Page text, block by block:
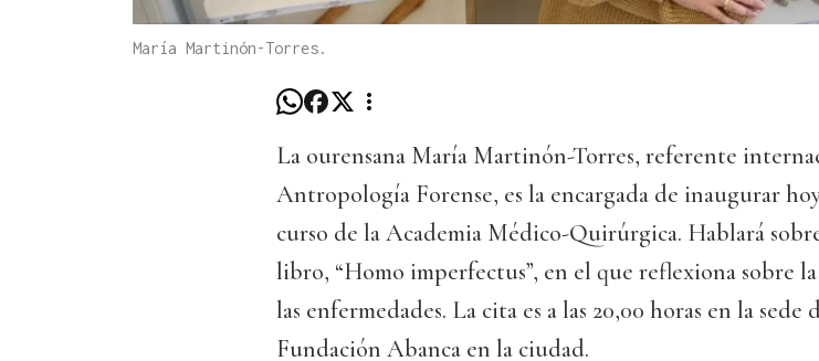
María Martinón-Torres.
La ourensana María Martinón-Torres, referente
Antropología Forense, es la encargada de inaugurar
curso de la Academia Médico-Quirúrgica. Hablará
libro, “Homo imperfectus”, en el que reflexiona sobre
las enfermedades. La cita es a las 20,00 horas en la sede
Fundación Abanca en la ciudad.